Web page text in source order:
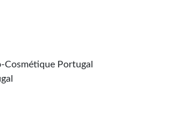
Cosmétique Portugal